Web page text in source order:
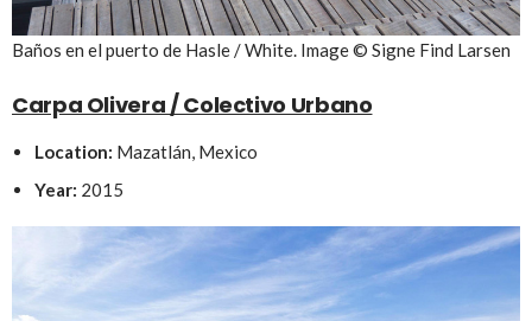
Baños en el puerto de Hasle / White. Image © Signe Find Larsen
Carpa Olivera / Colectivo Urbano
Location: Mazatlán, Mexico
Year: 2015